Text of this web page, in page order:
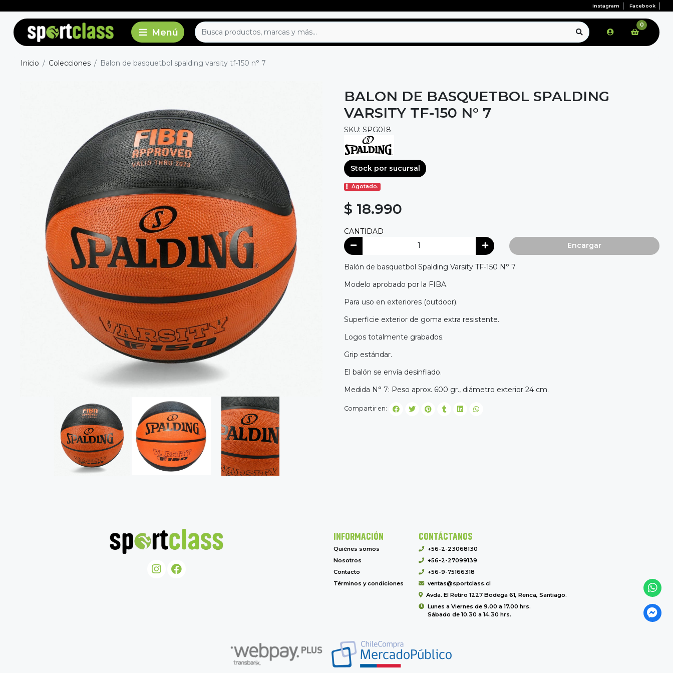
Instagram Facebook
0
Inicio Colecciones Balon de basquetbol spalding varsity tf-150 n° 7
BALON DE BASQUETBOL SPALDING
VARSITY TF-150 N° 7
SKU: SPG018
Stock por sucursal
Agotado.
$ 18.990
CANTIDAD
Encargar
Balón de basquetbol Spalding Varsity TF-150 N° 7.
Modelo aprobado por la FIBA.
Para uso en exteriores (outdoor).
Superficie exterior de goma extra resistente.
Logos totalmente grabados.
Grip estándar.
El balón se envía desinflado.
Medida N° 7: Peso aprox. 600 gr., diámetro exterior 24 cm.
Compartir en:
INFORMACIÓN
Quiénes somos
Nosotros
Contacto
Términos y condiciones
CONTÁCTANOS
+56-2-23068130
+56-2-27099139
+56-9-75166318
ventas@sportclass.cl
Avda. El Retiro 1227 Bodega 61, Renca, Santiago.
Lunes a Viernes de 9.00 a 17.00 hrs.
Sábado de 10.30 a 14.30 hrs.